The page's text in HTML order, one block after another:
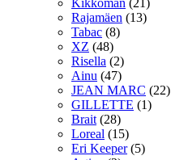
Kikkoman (21)
Rajamäen (13)
Tabac (8)
XZ (48)
Risella (2)
Ainu (47)
JEAN MARC (22)
GILLETTE (1)
Brait (28)
Loreal (15)
Eri Keeper (5)